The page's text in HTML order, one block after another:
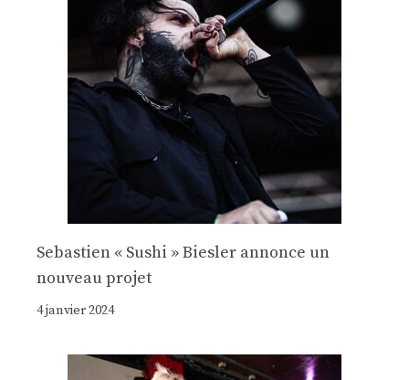
Sebastien « Sushi » Biesler annonce un
nouveau projet
4 janvier 2024